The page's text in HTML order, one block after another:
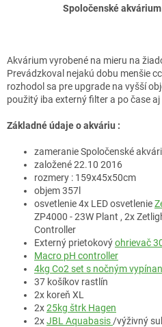
Spoločenské
Akvárium vyrobené na mieru na
Prevádzkoval nejakú dobu menšie
rozhodol sa pre upgrade na vyšší
použitý iba externý filter a po čase
Základné údaje o akváriu :
zameranie Spoločenské
založené 22.10 2016
rozmery : 159x45x50cm
objem 357l
osvetlenie 4x LED osvetlenie
ZP4000 - 23W Plant , 2x
Controller
Externý prietokovýohrievač
Macro pH controller
4kg Co2 set s nočným
37 košíkov rastlín
2x koreň XL
2x25kg štrk Hagen
2xJBL Aquabasis /výživný